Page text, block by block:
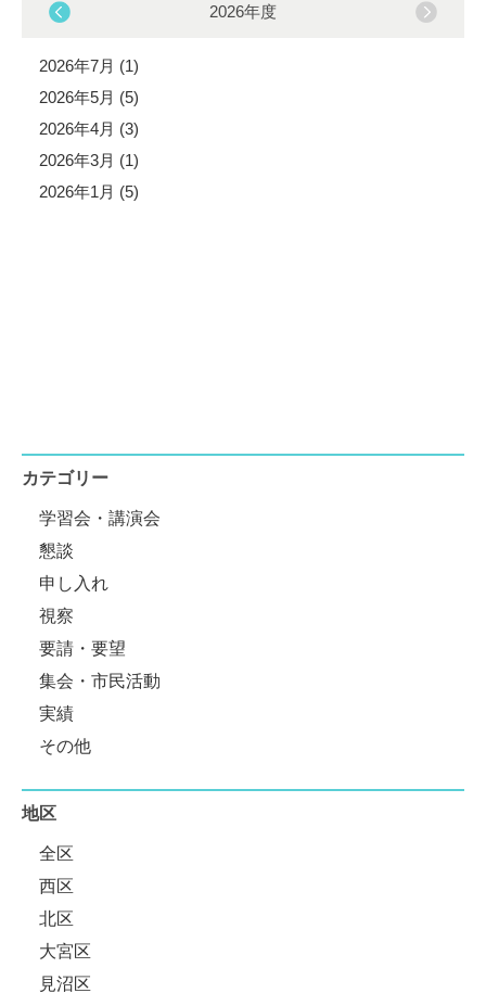
2026年度
2026年7月 (1)
2026年5月 (5)
2026年4月 (3)
2026年3月 (1)
2026年1月 (5)
カテゴリー
学習会・講演会
懇談
申し入れ
視察
要請・要望
集会・市民活動
実績
その他
地区
全区
西区
北区
大宮区
見沼区